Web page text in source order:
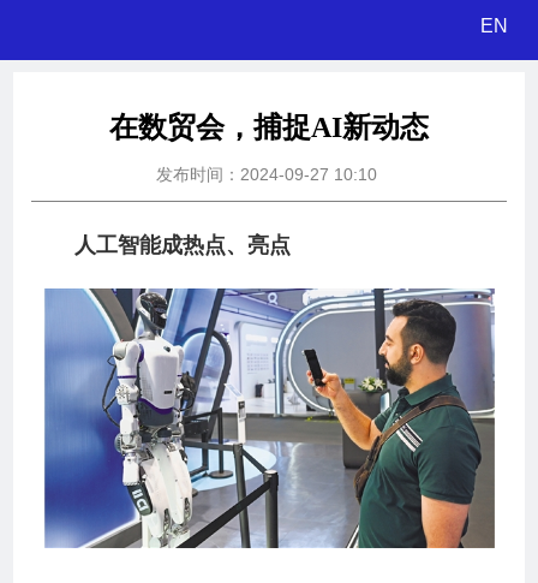
EN
在数贸会，捕捉AI新动态
发布时间：2024-09-27 10:10
人工智能成热点、亮点